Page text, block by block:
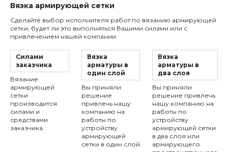
Вязка армирующей сетки
Сделайте выбор исполнителя работ по вязанию армирующей
сетки, будет ли это выполняться Вашими силами или с
привлечением нашей компании
Силами
заказчика
Вязание
армирующей
сетки
производится
силами и
средствами
заказчика.
Вязка
арматуры в
один слой
Вы приняли
решение
привлечь нашу
компанию на
работы по
устройству
армирующей
сетки в один слой
Вязка
арматуры в
два слоя
Вы приняли
решение привлечь
нашу компанию на
работы по
устройству
армирующей сетки
в два слоя или
армирующего